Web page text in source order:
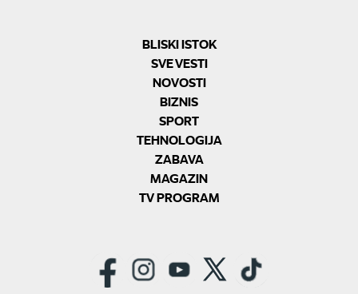
BLISKI ISTOK
SVE VESTI
NOVOSTI
BIZNIS
SPORT
TEHNOLOGIJA
ZABAVA
MAGAZIN
TV PROGRAM